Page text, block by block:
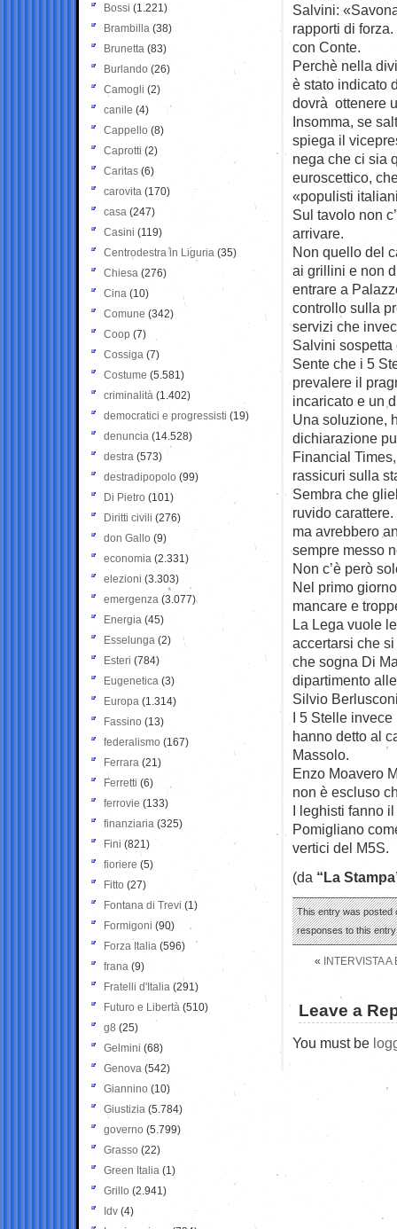
Salvini:
rapporti di
con Conte.
Perchè nella
è stato indicato
dovrà ottenere
Insomma, se
spiega il
nega che ci sia
euroscettico,
«populisti
Sul tavolo non
arrivare.
Non quello del
ai grillini e non
entrare a
controllo sulla
servizi che
Salvini
Sente che i 5
prevalere il
incaricato e un
Una soluzione,
dichiarazione
Financial
rassicuri sulla
Sembra che
ruvido
ma avrebbero
sempre messo
Non c’è però
Nel primo
mancare e
La Lega vuole
accertarsi che
che sogna Di
dipartimento
Silvio
I 5 Stelle
hanno detto al
Massolo.
Enzo Moavero
non è escluso
I leghisti fanno
Pomigliano
vertici del M5S.
(da “La
This entry was posted
responses to this
« INTERVISTA
Leave a
You must be
Bossi (1.221)
Brambilla (38)
Brunetta (83)
Burlando (26)
Camogli (2)
canile (4)
Cappello (8)
Caprotti (2)
Caritas (6)
carovita (170)
casa (247)
Casini (119)
Centrodestra in Liguria (35)
Chiesa (276)
Cina (10)
Comune (342)
Coop (7)
Cossiga (7)
Costume (5.581)
criminalità (1.402)
democratici e progressisti (19)
denuncia (14.528)
destra (573)
destradipopolo (99)
Di Pietro (101)
Diritti civili (276)
don Gallo (9)
economia (2.331)
elezioni (3.303)
emergenza (3.077)
Energia (45)
Esselunga (2)
Esteri (784)
Eugenetica (3)
Europa (1.314)
Fassino (13)
federalismo (167)
Ferrara (21)
Ferretti (6)
ferrovie (133)
finanziaria (325)
Fini (821)
fioriere (5)
Fitto (27)
Fontana di Trevi (1)
Formigoni (90)
Forza Italia (596)
frana (9)
Fratelli d'Italia (291)
Futuro e Libertà (510)
g8 (25)
Gelmini (68)
Genova (542)
Giannino (10)
Giustizia (5.784)
governo (5.799)
Grasso (22)
Green Italia (1)
Grillo (2.941)
Idv (4)